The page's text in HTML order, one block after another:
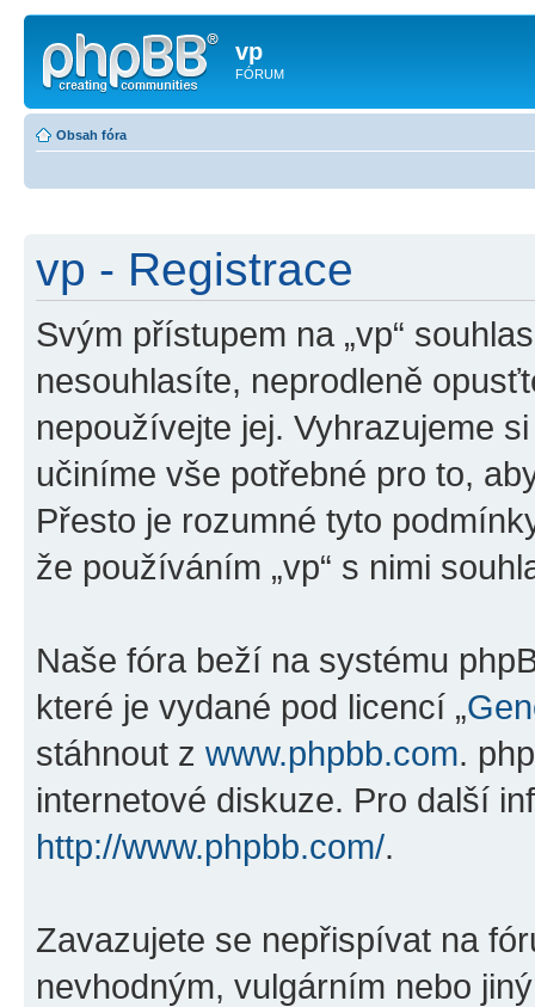
vp
FÓRUM
Obsah fóra
vp - Registrace
Svým přístupem na „vp“
nesouhlasíte, neprodleně
nepoužívejte jej. Vyhrazujeme
učiníme vše potřebné pro to,
Přesto je rozumné tyto
že používáním „vp“ s nimi
Naše fóra beží na systému
které je vydané pod licencí „
stáhnout z www.phpbb.com.
internetové diskuze. Pro další
http://www.phpbb.com/.
Zavazujete se nepřispívat na
nevhodným, vulgárním nebo